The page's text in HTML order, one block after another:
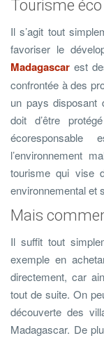
Tourisme éco
Il s’agit tout
favoriser le
Madagascar est
confrontée à des
un pays disposant
doit d’être
l’environnement
tourisme qui vise
environnemental et
Mais
Il suffit tout
exemple en
directement, car
tout de suite. On
découverte des
Madagascar. De